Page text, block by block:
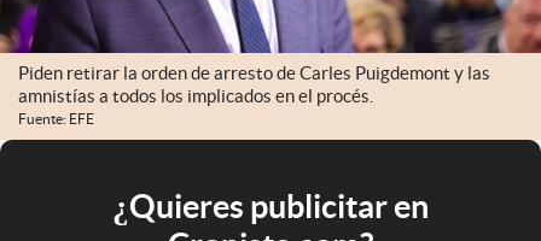
Piden retirar la orden de arresto de Carles Puigdemont y las
amnistías a todos los implicados en el procés.
Fuente: EFE
¿Quieres publicitar en